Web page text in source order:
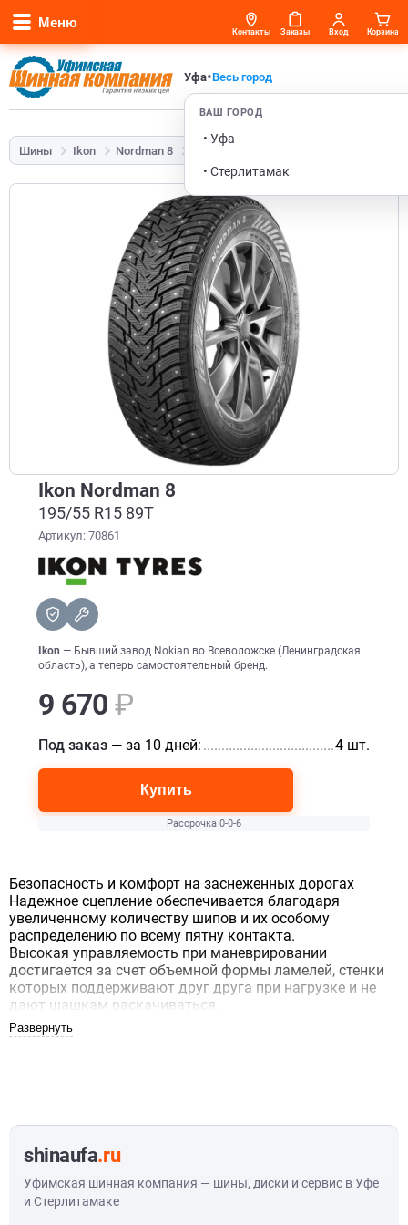
Меню
Уфа•Весь город
ВАШ ГОРОД
• Уфа
• Стерлитамак
Контакты Заказы Вход Корзина
Шины Ikon Nordman 8
Ikon Nordman 8
195/55 R15 89T
Артикул: 70861
Ikon — Бывший завод Nokian во Всеволожске (Ленинградская
область), а теперь самостоятельный бренд.
9 670₽
Под заказ — за 10 дней: 4 шт.
Купить
Рассрочка 0-0-6
Безопасность и комфорт на заснеженных дорогах
Надежное сцепление обеспечивается благодаря
увеличенному количеству шипов и их особому
распределению по всему пятну контакта.
Высокая управляемость при маневрировании
достигается за счет объемной формы ламелей, стенки
которых поддерживают друг друга при нагрузке и не
дают шашкам раскачиваться.
Количество шипов увеличено почти на 50% по
сравнению с предыдущим поколением. Шины
Уверенность за рулем
Низкий шум качения, более комфортное вождение
C 2025 года шина выпускается под новым именем Ikon
Character Ice 8. Характеристики шины остались без
изменений.
shinaufa.ru
Уфимская шинная компания — шины, диски и сервис в Уфе
и Стерлитамаке